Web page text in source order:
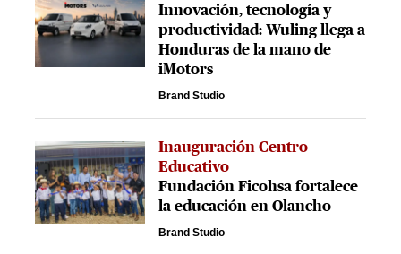
Innovación, tecnología y
productividad: Wuling llega a
Honduras de la mano de
iMotors
Brand Studio
Inauguración Centro
Educativo
Fundación Ficohsa fortalece
la educación en Olancho
Brand Studio